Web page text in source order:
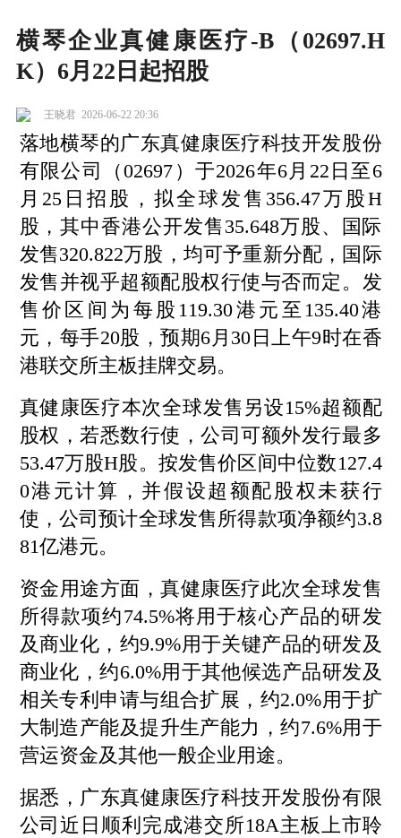
横琴企业真健康医疗-B（02697.H
K）6月22日起招股
王晓君 2026-06-22 20:36
落地横琴的广东真健康医疗科技开发股份
有限公司（02697）于2026年6月22日至6
月25日招股，拟全球发售356.47万股H
股，其中香港公开发售35.648万股、国际
发售320.822万股，均可予重新分配，国际
发售并视乎超额配股权行使与否而定。发
售价区间为每股119.30港元至135.40港
元，每手20股，预期6月30日上午9时在香
港联交所主板挂牌交易。
真健康医疗本次全球发售另设15%超额配
股权，若悉数行使，公司可额外发行最多
53.47万股H股。按发售价区间中位数127.4
0港元计算，并假设超额配股权未获行
使，公司预计全球发售所得款项净额约3.8
81亿港元。
资金用途方面，真健康医疗此次全球发售
所得款项约74.5%将用于核心产品的研发
及商业化，约9.9%用于关键产品的研发及
商业化，约6.0%用于其他候选产品研发及
相关专利申请与组合扩展，约2.0%用于扩
大制造产能及提升生产能力，约7.6%用于
营运资金及其他一般企业用途。
据悉，广东真健康医疗科技开发股份有限
公司近日顺利完成港交所18A主板上市聆